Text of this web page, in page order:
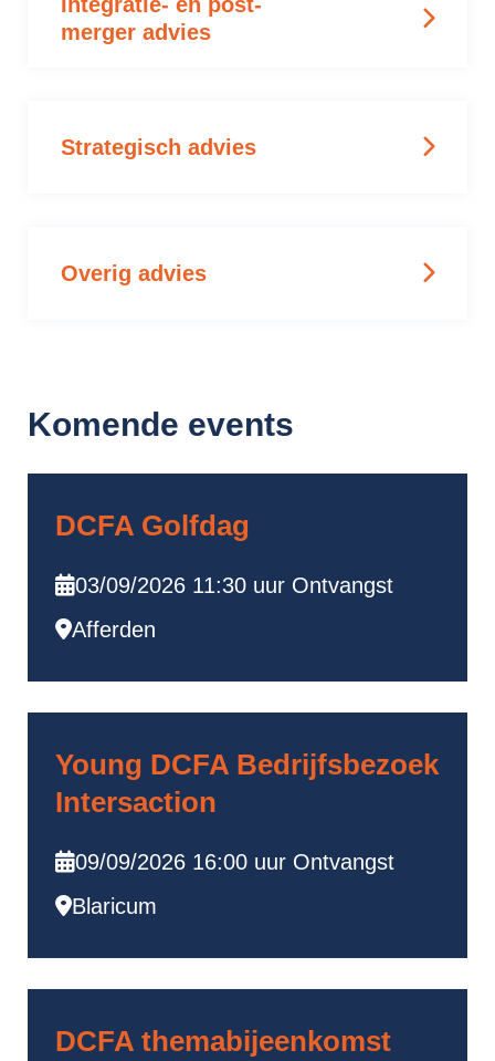
merger advies
Strategisch advies
Overig advies
Komende events
DCFA Golfdag
03/09/2026 11:30 uur Ontvangst
Afferden
Young DCFA Bedrijfsbezoek
Intersaction
09/09/2026 16:00 uur Ontvangst
Blaricum
DCFA themabijeenkomst